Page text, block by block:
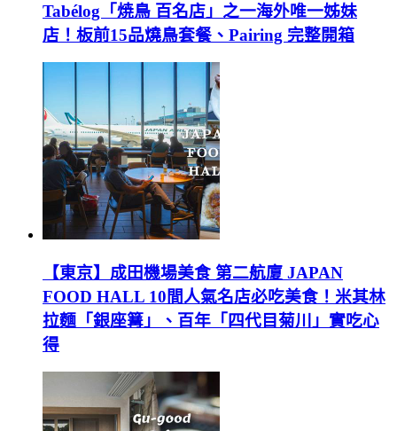
Tabélog「焼鳥 百名店」之一海外唯一姊妹
店！板前15品燒鳥套餐、Pairing 完整開箱
【東京】成田機場美食 第二航廈 JAPAN
FOOD HALL 10間人氣名店必吃美食！米其林
拉麵「銀座篝」、百年「四代目菊川」實吃心
得